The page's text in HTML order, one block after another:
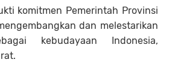
komitmen Pemerintah Provinsi
dan melestarikan
kebudayaan Indonesia,